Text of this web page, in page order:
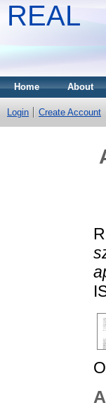
REAL
Home About
Login Create Account